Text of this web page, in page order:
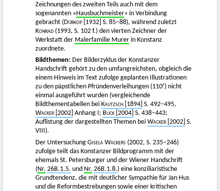
Zeichnungen des zweiten Teils auch mit dem
sogenannten »Hausbuchmeister« in Verbindung
gebracht (Dürkop [1932] S. 85–88), während zuletzt
Konrad (1993, S. 102 f.) den vierten Zeichner der
Werkstatt der Malerfamilie Murer in Konstanz
zuordnete.
Bildthemen: Der Bilderzyklus der Konstanzer
Handschrift gehört zu den umfangreichsten, obgleich die
einem Hinweis im Text zufolge geplanten Illustrationen
zu den päpstlichen Pfründenverleihungen (110r) nicht
einmal ausgeführt wurden (vergleichende
Bildthementabellen bei Kautzsch [1894] S. 492–495,
Wacker [2002] Anhang I; Buck [2004] S. 438–443;
Auflistung der dargestellten Themen bei Wacker [2002] S.
VIII).
Der Untersuchung Gisela Wackers (2002, S. 235–246)
zufolge teilt das Konstanzer Bildprogramm mit der
ehemals St. Petersburger und der Wiener Handschrift
( Nr. 26B.1.5. und Nr. 26B.1.8.) eine konziliaristische
Grundtendenz, die mit deutlicher Sympathie für Jan Hus
und die Reformbestrebungen sowie einer kritischen